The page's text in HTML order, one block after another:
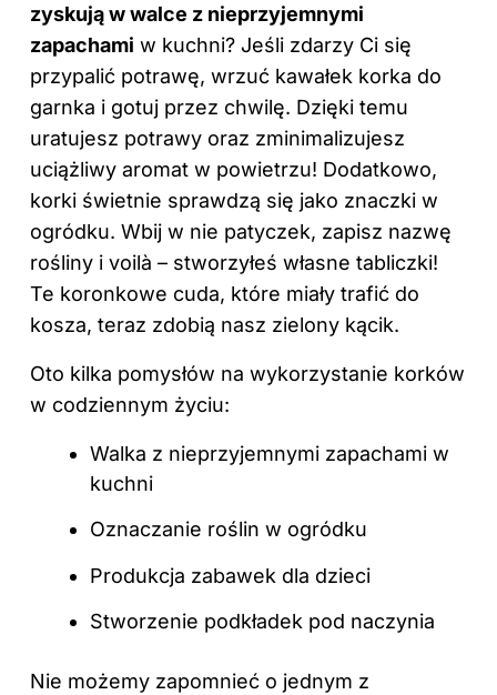
zyskują w walce z nieprzyjemnymi
zapachami w kuchni? Jeśli zdarzy Ci się
przypalić potrawę, wrzuć kawałek korka do
garnka i gotuj przez chwilę. Dzięki temu
uratujesz potrawy oraz zminimalizujesz
uciążliwy aromat w powietrzu! Dodatkowo,
korki świetnie sprawdzą się jako znaczki w
ogródku. Wbij w nie patyczek, zapisz nazwę
rośliny i voilà – stworzyłeś własne tabliczki!
Te koronkowe cuda, które miały trafić do
kosza, teraz zdobią nasz zielony kącik.
Oto kilka pomysłów na wykorzystanie korków
w codziennym życiu:
Walka z nieprzyjemnymi zapachami w
kuchni
Oznaczanie roślin w ogródku
Produkcja zabawek dla dzieci
Stworzenie podkładek pod naczynia
Nie możemy zapomnieć o jednym z